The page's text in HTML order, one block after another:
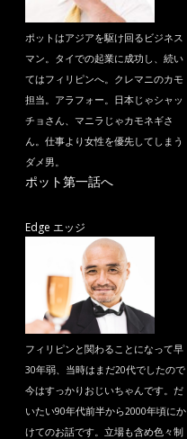
ポットはアジアを駆け回るビジネス
マン。タイでの起業に成功し、続い
てはフィリピンへ。クレマニのカモ
担当。アラフォー。日本じゃシャッ
チョさん、マニラじゃカモネギさ
ん。仕事より女性を優先してしまう
ダメ男。
ポット第一話へ
Edge エッジ
フィリピンと関わることになって早
30年弱、当時はまだ20代でしたので
今はすっかりおじいちゃんです。だ
いたい90年代前半から2000年頃にか
けてのお話です。立場も含め色々制